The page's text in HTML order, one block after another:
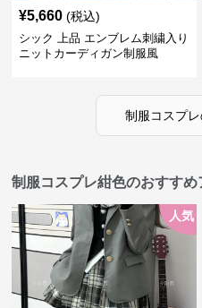
¥5,660 (税込)
シック 上品 エンブレム刺繍入り
ニットカーディガン制服風
制服コスプレ
制服コスプレ紺色のおすすめ
人気